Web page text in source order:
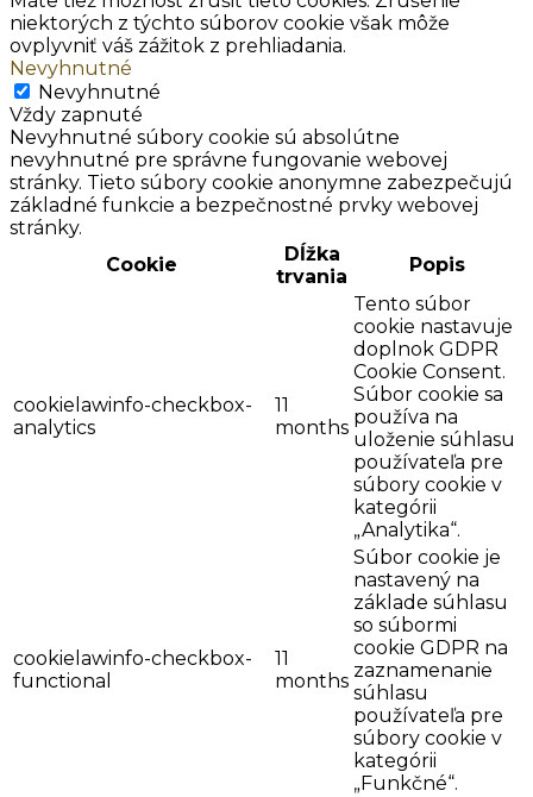
niektorých z týchto súborov cookie však môže
ovplyvniť váš zážitok z prehliadania.
Nevyhnutné
Nevyhnutné
Vždy zapnuté
Nevyhnutné súbory cookie sú absolútne
nevyhnutné pre správne fungovanie webovej
stránky. Tieto súbory cookie anonymne zabezpečujú
základné funkcie a bezpečnostné prvky webovej
stránky.
Cookie
Dĺžka
trvania
Popis
cookielawinfo-checkbox-
analytics
11
months
Tento súbor
cookie nastavuje
doplnok GDPR
Cookie Consent.
Súbor cookie sa
používa na
uloženie súhlasu
používateľa pre
súbory cookie v
kategórii
„Analytika“.
cookielawinfo-checkbox-
functional
11
months
Súbor cookie je
nastavený na
základe súhlasu
so súbormi
cookie GDPR na
zaznamenanie
súhlasu
používateľa pre
súbory cookie v
kategórii
„Funkčné“.